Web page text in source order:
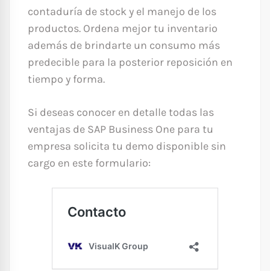
contaduría de stock y el manejo de los
productos. Ordena mejor tu inventario
además de brindarte un consumo más
predecible para la posterior reposición en
tiempo y forma.
Si deseas conocer en detalle todas las
ventajas de SAP Business One para tu
empresa solicita tu demo disponible sin
cargo en este formulario: